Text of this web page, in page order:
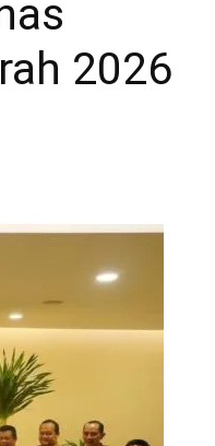
2026